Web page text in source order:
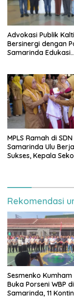
Advokasi Publik
Bersinergi dengan
Samarinda Edukasi
MPLS Ramah di SDN
Samarinda Ulu
Sukses, Kepala
Rekomendasi
Sesmenko Kumham
Buka Porseni WBP
Samarinda, 11